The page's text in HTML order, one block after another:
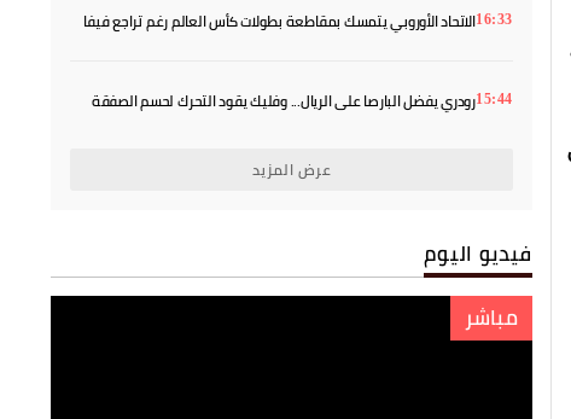
16:33الاتحاد الأوروبي يتمسك بمقاطعة بطولات كأس العالم رغم تراجع فيفا
15:44رودري يفضل البارصا على الريال... وفليك يقود التحرك لحسم الصفقة
عرض المزيد
فيديو اليوم
مباشر